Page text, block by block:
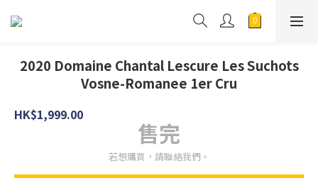
2020 Domaine Chantal Lescure Les Suchots
Vosne-Romanee 1er Cru
HK$1,999.00
售完
若想購買，請聯絡我們。